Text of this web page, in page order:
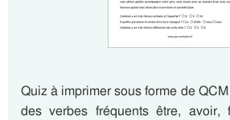
Quiz à imprimer sous forme de
des verbes fréquents être,